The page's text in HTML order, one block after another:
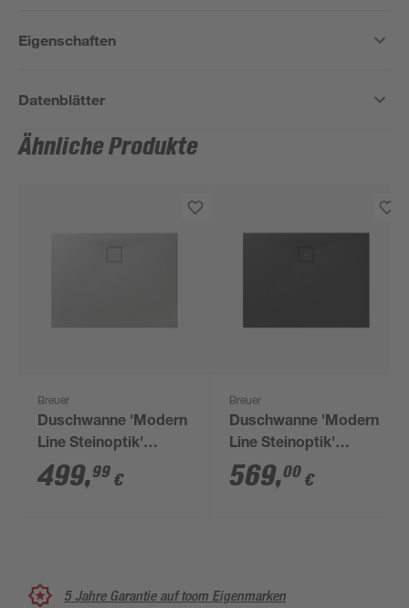
Eigenschaften
Datenblätter
Ähnliche Produkte
Breuer
Duschwanne 'Modern
Line Steinoptik'
Mineralguss
steingrau 90 x 100 x 4
499,99 €
Breuer
Duschwanne 'Modern
Line Steinoptik'
Mineralguss anthrazit
80 x 140 x 4 cm
569,00 €
5 Jahre Garantie auf toom Eigenmarken